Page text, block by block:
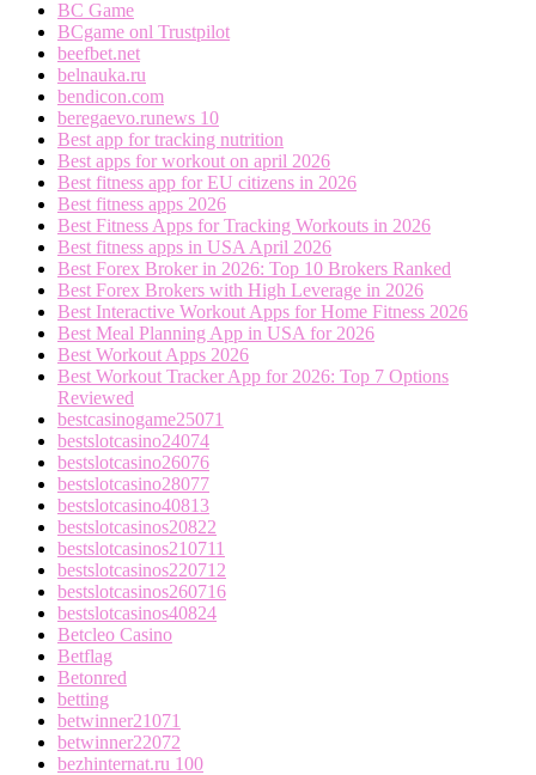
BC Game
BCgame onl Trustpilot
beefbet.net
belnauka.ru
bendicon.com
beregaevo.runews 10
Best app for tracking nutrition
Best apps for workout on april 2026
Best fitness app for EU citizens in 2026
Best fitness apps 2026
Best Fitness Apps for Tracking Workouts in 2026
Best fitness apps in USA April 2026
Best Forex Broker in 2026: Top 10 Brokers Ranked
Best Forex Brokers with High Leverage in 2026
Best Interactive Workout Apps for Home Fitness 2026
Best Meal Planning App in USA for 2026
Best Workout Apps 2026
Best Workout Tracker App for 2026: Top 7 Options
Reviewed
bestcasinogame25071
bestslotcasino24074
bestslotcasino26076
bestslotcasino28077
bestslotcasino40813
bestslotcasinos20822
bestslotcasinos210711
bestslotcasinos220712
bestslotcasinos260716
bestslotcasinos40824
Betcleo Casino
Betflag
Betonred
betting
betwinner21071
betwinner22072
bezhinternat.ru 100